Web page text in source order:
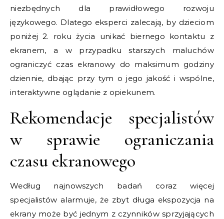
niezbędnych dla prawidłowego rozwoju
językowego. Dlatego eksperci zalecają, by dzieciom
poniżej 2. roku życia unikać biernego kontaktu z
ekranem, a w przypadku starszych maluchów
ograniczyć czas ekranowy do maksimum godziny
dziennie, dbając przy tym o jego jakość i wspólne,
interaktywne oglądanie z opiekunem.
Rekomendacje specjalistów
w sprawie ograniczania
czasu ekranowego
Według najnowszych badań coraz więcej
specjalistów alarmuje, że zbyt długa ekspozycja na
ekrany może być jednym z czynników sprzyjających